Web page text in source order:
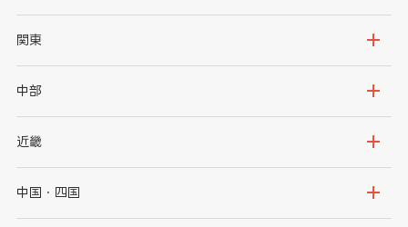
北海道
岩手県
秋田県
関東
茨城県
群馬県
千葉県
中部
新潟県
石川県
近畿
大阪府
中国・四国